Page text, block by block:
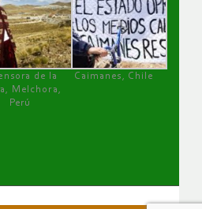
de la
Melchora,
Perú
Caimanes, Chile